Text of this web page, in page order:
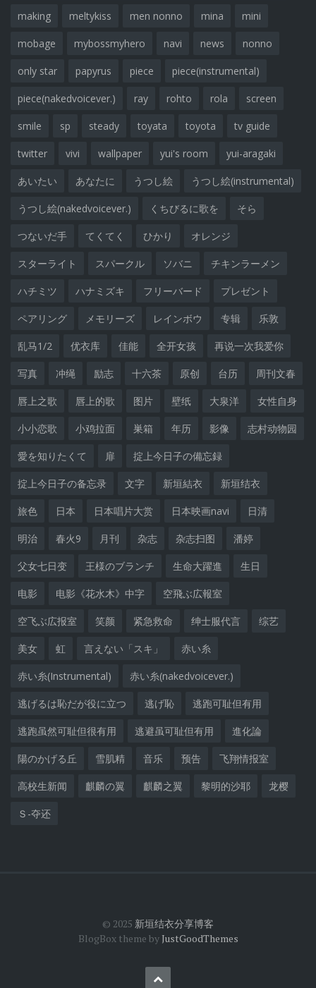
making meltykiss men nonno mina mini
mobage mybossmyhero navi news nonno
only star papyrus piece piece(instrumental)
piece(nakedvoicever.) ray rohto rola screen
smile sp steady toyata toyota tv guide
twitter vivi wallpaper yui's room yui-aragaki
あいたい あなたに うつし絵 うつし絵(instrumental)
うつし絵(nakedvoicever.) くちびるに歌を そら
つないだ手 てくてく ひかり オレンジ
スターライト スパークル ソバニ チキンラーメン
ハチミツ ハナミズキ フリーバード プレゼント
ペアリング メモリーズ レインボウ 专辑 乐敦
乱马1/2 优衣库 佳能 全开女孩 再说一次我爱你
写真 冲绳 励志 十六茶 原创 台历 周刊文春
唇上之歌 唇上的歌 图片 壁纸 大泉洋 女性自身
小小恋歌 小鸡拉面 巣箱 年历 影像 志村动物园
愛を知りたくて 扉 掟上今日子の備忘録
掟上今日子の备忘录 文字 新垣結衣 新垣结衣
旅色 日本 日本唱片大赏 日本映画navi 日清
明治 春火9 月刊 杂志 杂志扫图 潘婷
父女七日变 王様のブランチ 生命大躍進 生日
电影 电影《花水木》中字 空飛ぶ広報室
空飞ぶ広报室 笑颜 紧急救命 绅士服代言 综艺
美女 虹 言えない「スキ」 赤い糸
赤い糸(Instrumental) 赤い糸(nakedvoicever.)
逃げるは恥だが役に立つ 逃げ恥 逃跑可耻但有用
逃跑虽然可耻但很有用 逃避虽可耻但有用 進化論
陽のかげる丘 雪肌精 音乐 预告 飞翔情报室
高校生新闻 麒麟の翼 麒麟之翼 黎明的沙耶 龙樱
Ｓ-夺还
© 2025 新垣结衣分享博客
BlogBox theme byJustGoodThemes